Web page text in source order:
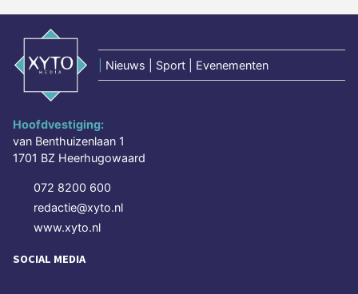
Nieuws | Sport | Evenementen
Hoofdvestiging:
van Benthuizenlaan 1
1701 BZ Heerhugowaard
072 8200 600
redactie@xyto.nl
www.xyto.nl
SOCIAL MEDIA